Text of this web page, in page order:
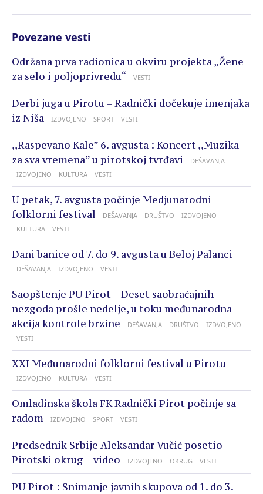
Povezane vesti
Održana prva radionica u okviru projekta „Žene
za selo i poljoprivredu“
VESTI
Derbi juga u Pirotu – Radnički dočekuje imenjaka
iz Niša
IZDVOJENO SPORT VESTI
,,Raspevano Kale” 6. avgusta : Koncert ,,Muzika
za sva vremena” u pirotskoj tvrđavi
DEŠAVANJA
IZDVOJENO
KULTURA VESTI
U petak, 7. avgusta počinje Medjunarodni
folklorni festival
DEŠAVANJA DRUŠTVO
IZDVOJENO
KULTURA
VESTI
Dani banice od 7. do 9. avgusta u Beloj Palanci
DEŠAVANJA IZDVOJENO VESTI
Saopštenje PU Pirot – Deset saobraćajnih
nezgoda prošle nedelje, u toku međunarodna
akcija kontrole brzine
DEŠAVANJA DRUŠTVO
IZDVOJENO
VESTI
XXI Međunarodni folklorni festival u Pirotu
IZDVOJENO KULTURA VESTI
Omladinska škola FK Radnički Pirot počinje sa
radom
IZDVOJENO SPORT VESTI
Predsednik Srbije Aleksandar Vučić posetio
Pirotski okrug – video
IZDVOJENO OKRUG VESTI
PU Pirot : Snimanje javnih skupova od 1. do 3.